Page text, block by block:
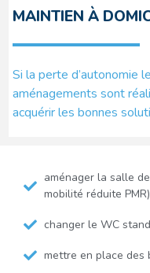
MAINTIEN À
Si la perte d’autonomie
aménagements sont
acquérir les bonnes
aménager la salle
mobilité réduite PMR)
changer le WC
mettre en place des